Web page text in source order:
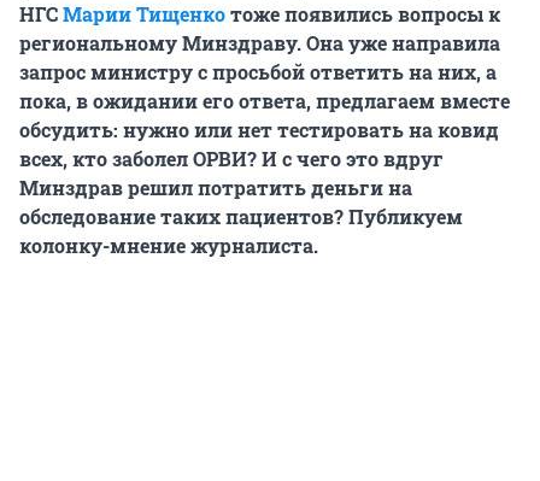
НГСМарии Тищенкотоже появились вопросы к
региональному Минздраву. Она уже направила
запрос министру с просьбой ответить на них, а
пока, в ожидании его ответа, предлагаем вместе
обсудить: нужно или нет тестировать на ковид
всех, кто заболел ОРВИ? И с чегоэто вдруг
Минздрав решил потратить деньги на
обследование таких пациентов? Публикуем
колонку-мнение журналиста.